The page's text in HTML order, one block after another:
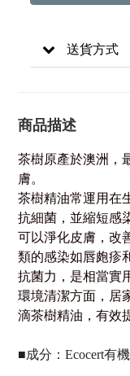
送貨方式
商品描述
茶樹原產於澳洲，
膚。
茶樹精油常運用在
抗細菌，並縮短感
可以淨化皮膚，改
類的感染如唇皰疹
抗菌力，是相當實
環境清潔方面，居
滴茶樹精油，有效
■成分：Ecocert有